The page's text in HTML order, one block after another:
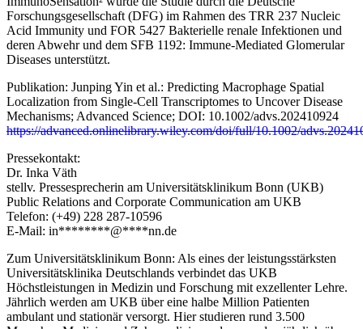
Forschungsgesellschaft (DFG) im Rahmen des TRR 237 Nucleic
Acid Immunity und FOR 5427 Bakterielle renale Infektionen und
deren Abwehr und dem SFB 1192: Immune-Mediated Glomerular
Diseases unterstützt.
Publikation: Junping Yin et al.: Predicting Macrophage Spatial
Localization from Single-Cell Transcriptomes to Uncover Disease
Mechanisms; Advanced Science; DOI: 10.1002/advs.202410924
https://advanced.onlinelibrary.wiley.com/doi/full/10.1002/
Pressekontakt:
Dr. Inka Väth
stellv. Pressesprecherin am Universitätsklinikum Bonn (UKB)
Public Relations and Corporate Communication am UKB
Telefon: (+49) 228 287-10596
E-Mail: in********@****nn.de
Zum Universitätsklinikum Bonn: Als eines der leistungsstärksten
Universitätsklinika Deutschlands verbindet das UKB
Höchstleistungen in Medizin und Forschung mit exzellenter Lehre.
Jährlich werden am UKB über eine halbe Million Patienten
ambulant und stationär versorgt. Hier studieren rund 3.500